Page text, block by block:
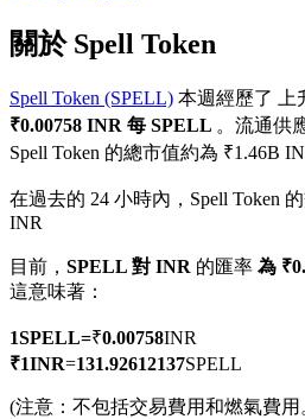
幣本位永續
以數字貨幣為保證金的永續
美股、外匯、貴金屬及大宗
關於 Spell Token
Spell Token (SPELL) 本週經歷了 上
₹0.00758 INR 每 SPELL 。流通供
Spell Token 的總市值約為 ₹1.46B
在過去的 24 小時內，Spell Token
INR
目前， SPELL 對 INR 的匯率 為
這意味著：
1SPELL=₹0.00758INR
₹1INR=131.92612137SPELL
(注意：不包括交易費用和燃氣費用